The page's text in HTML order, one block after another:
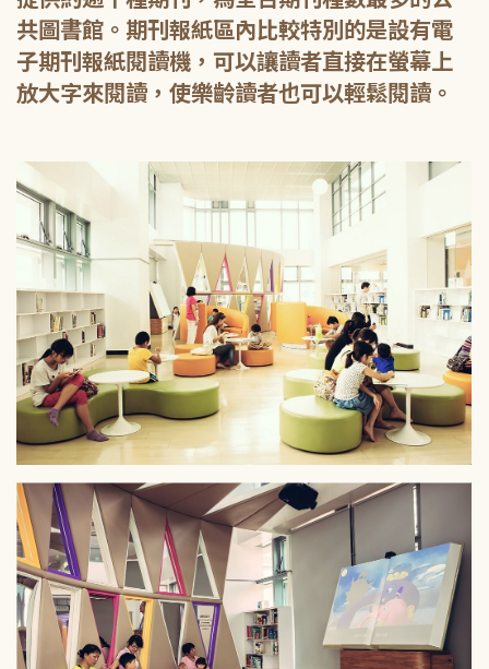
共圖書館。期刊報紙區內比較特別的是設有電
子期刊報紙閱讀機，可以讓讀者直接在螢幕上
放大字來閱讀，使樂齡讀者也可以輕鬆閱讀。